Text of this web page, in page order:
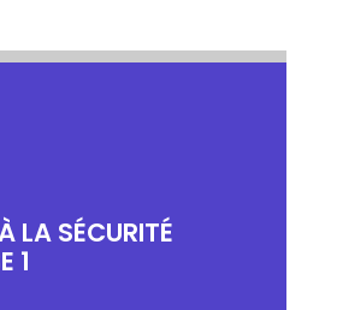
LA SÉCURITÉ
1